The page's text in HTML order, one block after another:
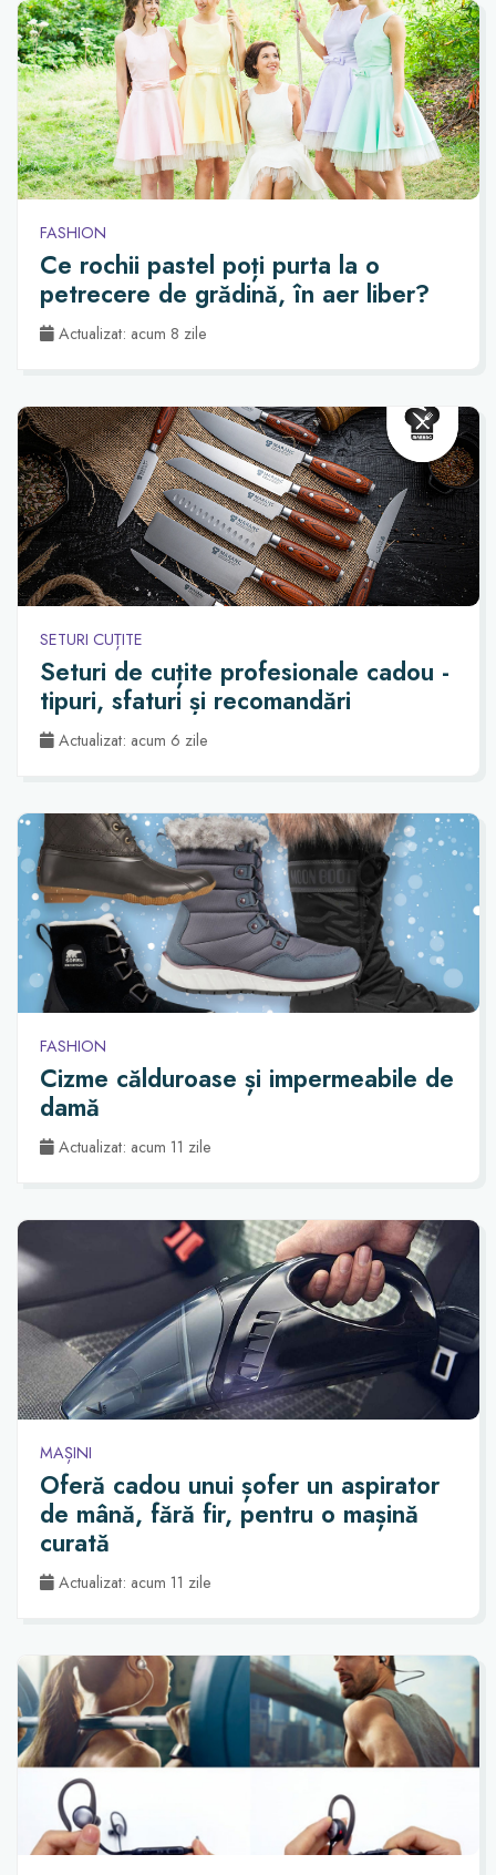
FASHION
Ce rochii pastel poți purta la o
petrecere de grădină, în aer liber?
Actualizat: acum 8 zile
SETURI CUȚITE
Seturi de cuțite profesionale cadou -
tipuri, sfaturi și recomandări
Actualizat: acum 6 zile
FASHION
Cizme călduroase și impermeabile de
damă
Actualizat: acum 11 zile
MAȘINI
Oferă cadou unui șofer un aspirator
de mână, fără fir, pentru o mașină
curată
Actualizat: acum 11 zile